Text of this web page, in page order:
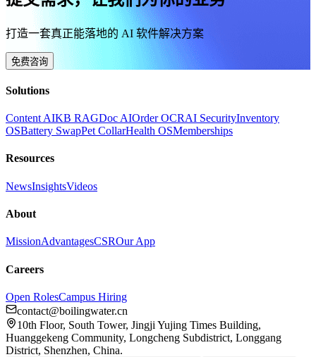
打造一套真正能落地的 AI 软件解决方案
免费咨询
Solutions
Content AIKB RAGDoc AIOrder OCRAI SecurityInventory
OSBattery SwapPet CollarHealth OSMemberships
Resources
NewsInsightsVideos
About
MissionAdvantagesCSROur App
Careers
Open RolesCampus Hiring
contact@boilingwater.cn
10th Floor, South Tower, Jingji Yujing Times Building,
Huanggekeng Community, Longcheng Subdistrict, Longgang
District, Shenzhen, China.